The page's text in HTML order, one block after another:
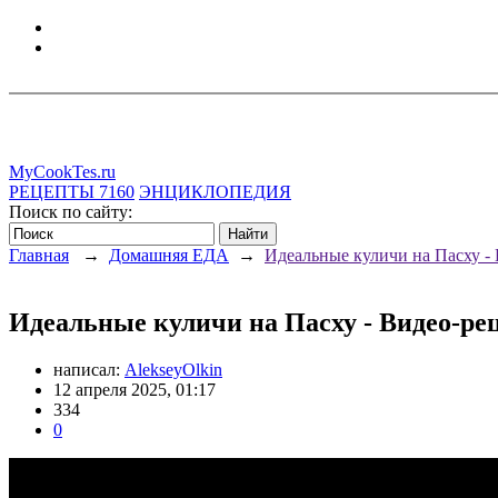
MyCookTes.ru
РЕЦЕПТЫ 7160 ЭНЦИКЛОПЕДИЯ
Поиск по сайту:
Главная → Домашняя ЕДА → Идеальные куличи на Пасху -
Идеальные куличи на Пасху - Видео-
написал: AlekseyOlkin
12 апреля 2025, 01:17
334
0